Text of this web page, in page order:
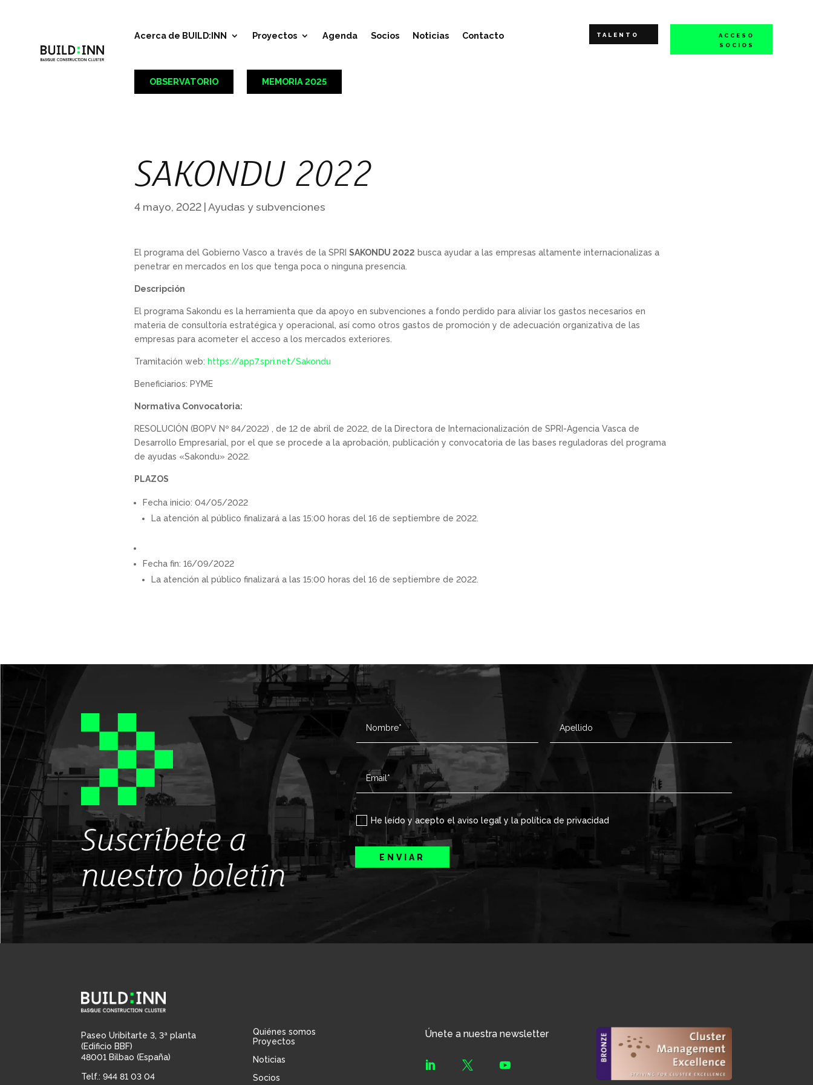
Acerca de BUILD:INN Proyectos Agenda Socios Noticias Contacto
OBSERVATORIO MEMORIA 2025
TALENTO
ACCESO
SOCIOS
SAKONDU 2022
4 mayo, 2022 |Ayudas y subvenciones
El programa del Gobierno Vasco a través de la SPRI SAKONDU 2022 busca ayudar a las empresas altamente internacionalizas a
penetrar en mercados en los que tenga poca o ninguna presencia.
Descripción
El programa Sakondu es la herramienta que da apoyo en subvenciones a fondo perdido para aliviar los gastos necesarios en
materia de consultoría estratégica y operacional, así como otros gastos de promoción y de adecuación organizativa de las
empresas para acometer el acceso a los mercados exteriores.
Tramitación web: https://app7.spri.net/Sakondu
Beneficiarios: PYME
Normativa Convocatoria:
RESOLUCIÓN (BOPV Nº 84/2022) , de 12 de abril de 2022, de la Directora de Internacionalización de SPRI-Agencia Vasca de
Desarrollo Empresarial, por el que se procede a la aprobación, publicación y convocatoria de las bases reguladoras del programa
de ayudas «Sakondu» 2022.
PLAZOS
Fecha inicio: 04/05/2022
La atención al público finalizará a las 15:00 horas del 16 de septiembre de 2022.
Fecha fin: 16/09/2022
La atención al público finalizará a las 15:00 horas del 16 de septiembre de 2022.
Suscríbete a
nuestro boletín
He leído y acepto el aviso legal y la política de privacidad
ENVIAR
Paseo Uribitarte 3, 3ª planta
(Edificio BBF)
48001 Bilbao (España)
Telf.: 944 81 03 04
Quiénes somos
Proyectos
Noticias
Socios
Únete a nuestra newsletter
  